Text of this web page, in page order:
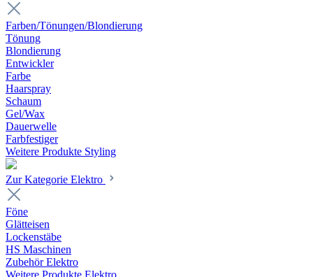
Farben/Tönungen/Blondierung
Tönung
Blondierung
Entwickler
Farbe
Haarspray
Schaum
Gel/Wax
Dauerwelle
Farbfestiger
Weitere Produkte Styling
Zur Kategorie Elektro
Föne
Glätteisen
Lockenstäbe
HS Maschinen
Zubehör Elektro
Weitere Produkte Elektro